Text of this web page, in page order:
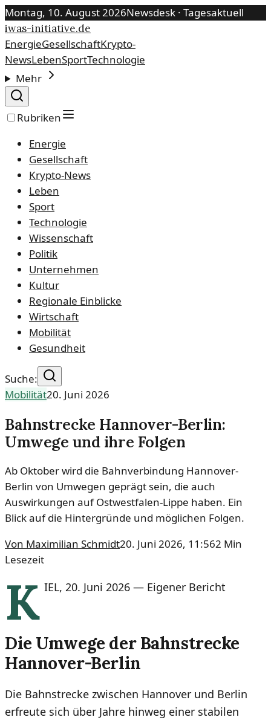
Montag, 10. August 2026Newsdesk · Tagesaktuell
iwas-initiative.de
EnergieGesellschaftKrypto-
NewsLebenSportTechnologie
Mehr
Rubriken
Energie
Gesellschaft
Krypto-News
Leben
Sport
Technologie
Wissenschaft
Politik
Unternehmen
Kultur
Regionale Einblicke
Wirtschaft
Mobilität
Gesundheit
Suche:
Mobilität20. Juni 2026
Bahnstrecke Hannover-Berlin:
Umwege und ihre Folgen
Ab Oktober wird die Bahnverbindung Hannover-
Berlin von Umwegen geprägt sein, die auch
Auswirkungen auf Ostwestfalen-Lippe haben. Ein
Blick auf die Hintergründe und möglichen Folgen.
Von Maximilian Schmidt20. Juni 2026, 11:562 Min
Lesezeit
K IEL, 20. Juni 2026— Eigener Bericht
Die Umwege der Bahnstrecke
Hannover-Berlin
Die Bahnstrecke zwischen Hannover und Berlin
erfreute sich über Jahre hinweg einer stabilen